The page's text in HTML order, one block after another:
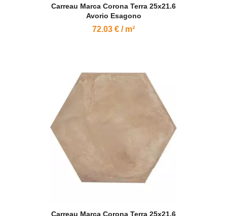
Carreau Marca Corona Terra 25x21.6
Avorio Esagono
72.03 € / m²
Carreau Marca Corona Terra 25x21.6